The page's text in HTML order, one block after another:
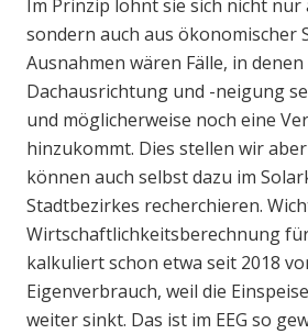
Im Prinzip lohnt sie sich nicht
sondern auch aus ökonomischer
Ausnahmen wären Fälle, in denen
Dachausrichtung und -neigung
und möglicherweise noch eine
hinzukommt. Dies stellen wir
können auch selbst dazu im
Stadtbezirkes recherchieren.
Wirtschaftlichkeitsberechnung
kalkuliert schon etwa seit 2018
Eigenverbrauch, weil die
weiter sinkt. Das ist im EEG so